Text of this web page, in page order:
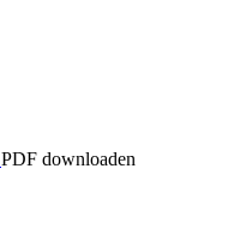
PDF downloaden